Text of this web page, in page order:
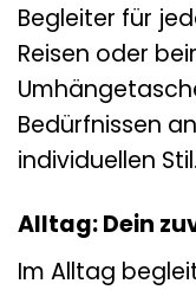
Begleiter für
Reisen oder
Bedürfnissen
individuellen Stil.
Alltag: Dein
Im Alltag